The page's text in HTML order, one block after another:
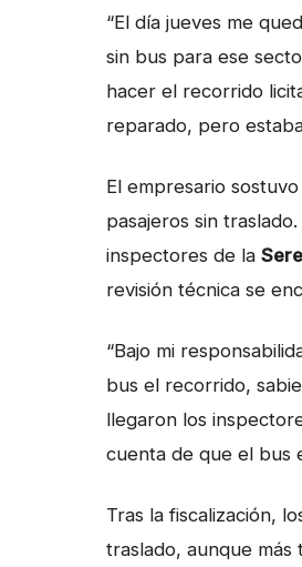
“El día jueves me
sin bus para ese
hacer el recorrido
reparado, pero
El empresario
pasajeros sin
inspectores de la
revisión técnica se
“Bajo mi
bus el recorrido,
llegaron los
cuenta de que el bus
Tras la fiscalización,
traslado, aunque